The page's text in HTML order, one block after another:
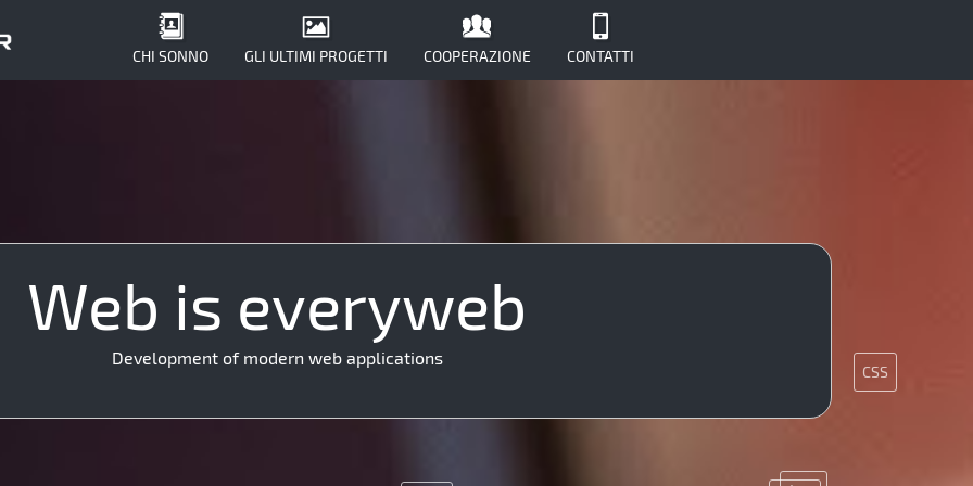
CHI SONNO GLI ULTIMI PROGETTI COOPERAZIONE CONTATTI
CSS
Web is everyweb
Development of modern web applications